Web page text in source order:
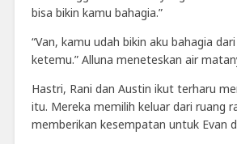
bisa bikin kamu bahagia.”
“Van, kamu udah bikin aku bahagia
ketemu.” Alluna meneteskan air
Hastri, Rani dan Austin ikut terharu
itu. Mereka memilih keluar dari ruang
memberikan kesempatan untuk Evan